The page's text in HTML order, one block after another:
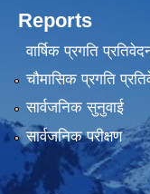
Reports
वार्षिक प्रगति
चौमासिक प्रगति
सार्वजनिक सुनुवाई
सार्वजनिक परीक्षण